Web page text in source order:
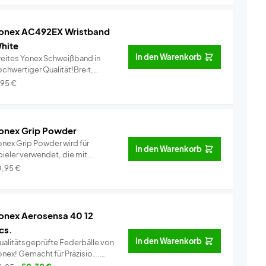
AC492EX Wristband
Yonex Schweißband in
Qualität!Breit,
€
In den Warenkorb
Grip Powder
Grip Powder wird für
verwendet, die mit
Gri...
€
In den Warenkorb
Aerosensa 40 12
Federbälle von
Yonex! Gemacht für Präzisio...
In den Warenkorb